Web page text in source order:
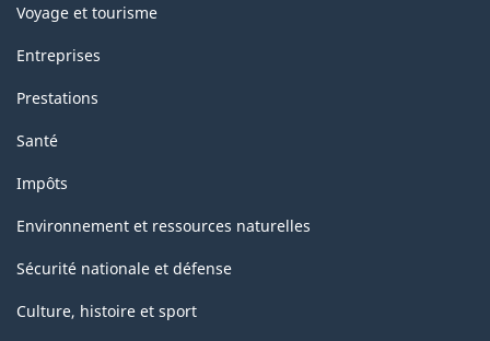
Voyage et tourisme
Entreprises
Prestations
Santé
Impôts
Environnement et ressources naturelles
Sécurité nationale et défense
Culture, histoire et sport